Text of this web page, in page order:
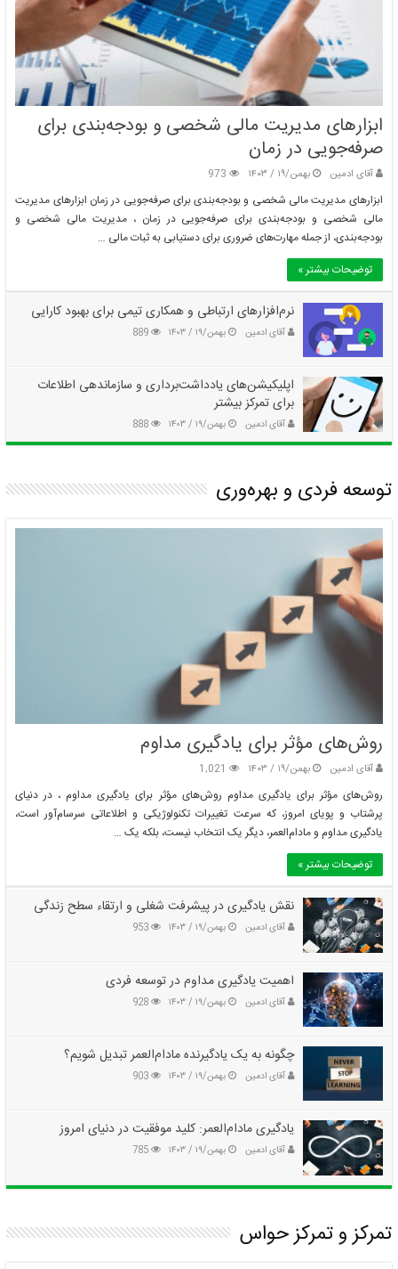
ویژگی‌های یک مسئله خوب: چگونه مسئله را به درستی تعریف کنیم؟
بهمن/۱۹ / ۱۴۰۳
انواع مسائل: از مسائل ساده تا پیچیده
ابزارهای مدیریت مالی شخصی و بودجه‌بندی برای
صرفه‌جویی در زمان
آقای ادمین بهمن/۱۹ / ۱۴۰۳ 973
ابزارهای مدیریت مالی شخصی و بودجه‌بندی برای صرفه‌جویی در زمان ابزارهای مدیریت
مالی شخصی و بودجه‌بندی برای صرفه‌جویی در زمان ، مدیریت مالی شخصی و
بودجه‌بندی، از جمله مهارت‌های ضروری برای دستیابی به ثبات مالی …
توضیحات بیشتر »
نرم‌افزارهای ارتباطی و همکاری تیمی برای بهبود کارایی
آقای ادمین بهمن/۱۹ / ۱۴۰۳ 889
اپلیکیشن‌های یادداشت‌برداری و سازماندهی اطلاعات
برای تمرکز بیشتر
آقای ادمین بهمن/۱۹ / ۱۴۰۳ 888
توسعه فردی و بهره‌وری
روش‌های مؤثر برای یادگیری مداوم
آقای ادمین بهمن/۱۹ / ۱۴۰۳ 1,021
روش‌های مؤثر برای یادگیری مداوم روش‌های مؤثر برای یادگیری مداوم ، در دنیای
پرشتاب و پویای امروز، که سرعت تغییرات تکنولوژیکی و اطلاعاتی سرسام‌آور است،
یادگیری مداوم و مادام‌العمر، دیگر یک انتخاب نیست، بلکه یک …
توضیحات بیشتر »
نقش یادگیری در پیشرفت شغلی و ارتقاء سطح زندگی
آقای ادمین بهمن/۱۹ / ۱۴۰۳ 953
اهمیت یادگیری مداوم در توسعه فردی
آقای ادمین بهمن/۱۹ / ۱۴۰۳ 928
چگونه به یک یادگیرنده مادام‌العمر تبدیل شویم؟
آقای ادمین بهمن/۱۹ / ۱۴۰۳ 903
یادگیری مادام‌العمر: کلید موفقیت در دنیای امروز
آقای ادمین بهمن/۱۹ / ۱۴۰۳ 785
تمرکز و تمرکز حواس